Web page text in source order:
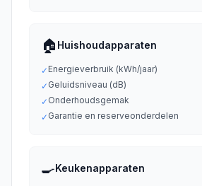
🏠 Huishoudapparaten
✓ Energieverbruik (kWh/jaar)
✓ Geluidsniveau (dB)
✓ Onderhoudsgemak
✓ Garantie en reserveonderdelen
🍳Keukenapparaten